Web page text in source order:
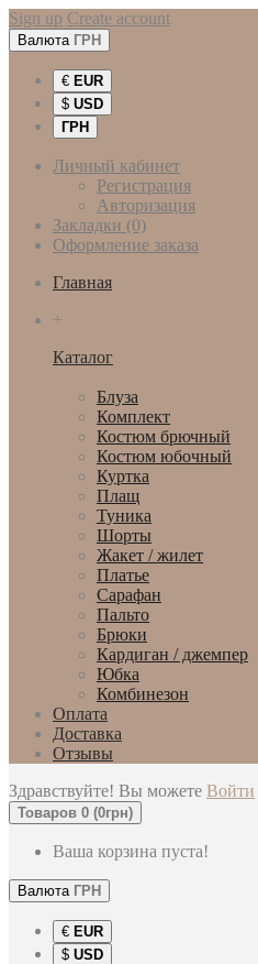
Sign up Create account
Валюта ГРН
€ EUR
$ USD
ГРН
Личный кабинет
Регистрация
Авторизация
Закладки (0)
Оформление заказа
Главная
+
Каталог
Блуза
Комплект
Костюм брючный
Костюм юбочный
Куртка
Плащ
Туника
Шорты
Жакет / жилет
Платье
Сарафан
Пальто
Брюки
Кардиган / джемпер
Юбка
Комбинезон
Оплата
Доставка
Отзывы
Здравствуйте! Вы можете Войти
Товаров 0 (0грн)
Ваша корзина пуста!
Валюта ГРН
€ EUR
$ USD